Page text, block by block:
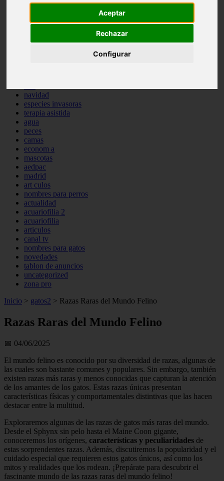
Aceptar
Rechazar
Configurar
ferias
snacks
iberzoo propet
navidad
especies invasoras
terapia asistida
agua
peces
camas
econom a
mascotas
aedpac
madrid
art culos
nombres para perros
actualidad
acuariofilia 2
acuariofilia
articulos
canal tv
nombres para gatos
novedades
tablon de anuncios
uncategorized
zona pro
Inicio > gatos2 > Razas Raras del Mundo Felino
Razas Raras del Mundo Felino
📅 04/06/2025
El mundo felino es conocido por su diversidad de razas, algunas de
las cuales son bastante comunes y populares. Sin embargo, también
existen razas más raras y menos conocidas que capturan la atención
de los amantes de los gatos. Estas razas únicas presentan
características físicas y comportamentales distintivas que las hacen
destacar entre la multitud.
Exploraremos algunas de las razas de gatos más raras del mundo.
Desde el Sphynx sin pelo hasta el Maine Coon gigante,
conoceremos los orígenes, características y peculiaridades de
estas sorprendentes razas. Además, discutiremos la popularidad y el
cuidado especial que requieren estos gatos únicos, así como los
mitos y realidades que los rodean. ¡Prepárate para descubrir el
fascinante mundo de las razas raras del mundo felino!